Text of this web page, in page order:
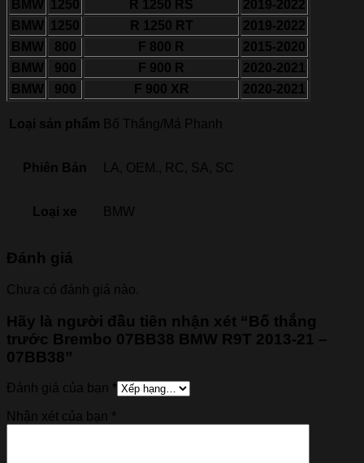
BMW
1250 R 1250 RS
2019-2022
BMW
1250 R 1250 RT
2019-2022
BMW
800 F 800 R
2015-2020
BMW
900 F 900 R
2020-2021
BMW
900 F 900 XR 2020-2021
Loại sản phẩm Bố Thắng/Má Phanh
Phiên Bản LA, OEM., RC, SA, SC
Loại xe BMW
Đánh giá
Chưa có đánh giá nào.
Hãy là người đầu tiên nhận xét “Bố thắng
trước Brembo 07BB38 BMW R9T 2013-21 –
07BB38”
Đánh giá của bạn *
Nhận xét của bạn *